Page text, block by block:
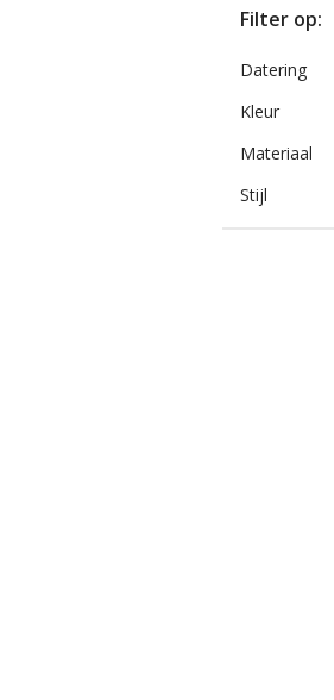
Filter op:
Datering
Kleur
Materiaal
Stijl